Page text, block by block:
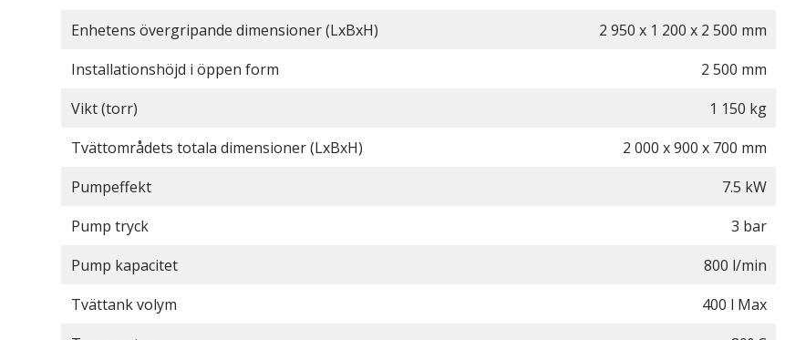
Enhetens övergripande dimensioner (LxBxH)
2 950 х 1 200 х 2 500 mm
Installationshöjd i öppen form
2 500 mm
Vikt (torr)
1 150 kg
Tvättområdets totala dimensioner (LxBxH)
2 000 х 900 х 700 mm
Pumpeffekt
7.5 kW
Pump tryck
3 bar
Pump kapacitet
800 l/min
Tvättank volym
400 l Max